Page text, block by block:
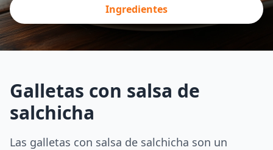
Ingredientes
Galletas con salsa de
salchicha
Las galletas con salsa de salchicha son un